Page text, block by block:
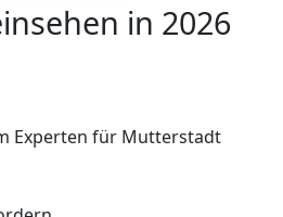
in 2026
Experten für Mutterstadt